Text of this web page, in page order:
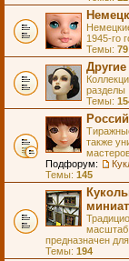
1945-го
Темы: 79
разделы
Темы:
также
Подфорум:
Темы: 145
масштаб
предназначен
Темы: 194